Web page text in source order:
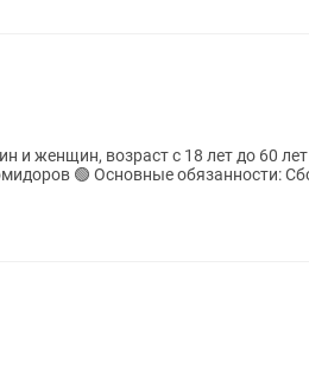
возраст с 18 лет до 60 лет 🔎 ВАКАНСИЯ: Работник
помидоров в